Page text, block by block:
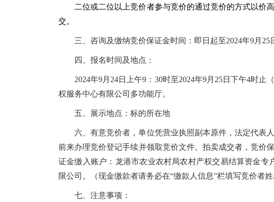
二位或二位以上竞价者参与竞价的通过竞价的方式以价
交。
三、咨询及缴纳竞价保证金时间：即日起至2024年9月25
四、报名时间及地点：
2024年9月24日上午9：30时至2024年9月25日下午4时
权服务中心有限公司多功能厅。
五、展示地点：标的所在地
六、有意竞价者，单位凭营业执照副本原件，法定代表
前来办理竞价登记手续并领取竞价文件。拍卖成交者，竞价
证金缴入账户：龙港市农业农村局农村产权交易结算资金专
限公司。（现金缴款者请务必在“缴款人信息”栏填写竞价者姓
七、注意事项：